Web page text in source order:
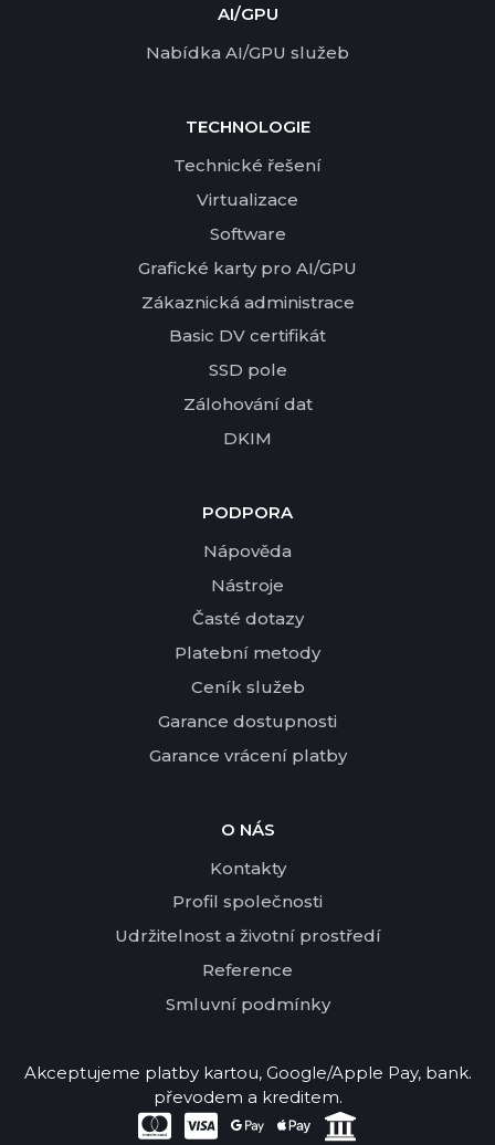
AI/GPU
Nabídka AI/GPU služeb
TECHNOLOGIE
Technické řešení
Virtualizace
Software
Grafické karty pro AI/GPU
Zákaznická administrace
Basic DV certifikát
SSD pole
Zálohování dat
DKIM
PODPORA
Nápověda
Nástroje
Časté dotazy
Platební metody
Ceník služeb
Garance dostupnosti
Garance vrácení platby
O NÁS
Kontakty
Profil společnosti
Udržitelnost a životní prostředí
Reference
Smluvní podmínky
Akceptujeme platby kartou, Google/Apple Pay, bank.
převodem a kreditem.